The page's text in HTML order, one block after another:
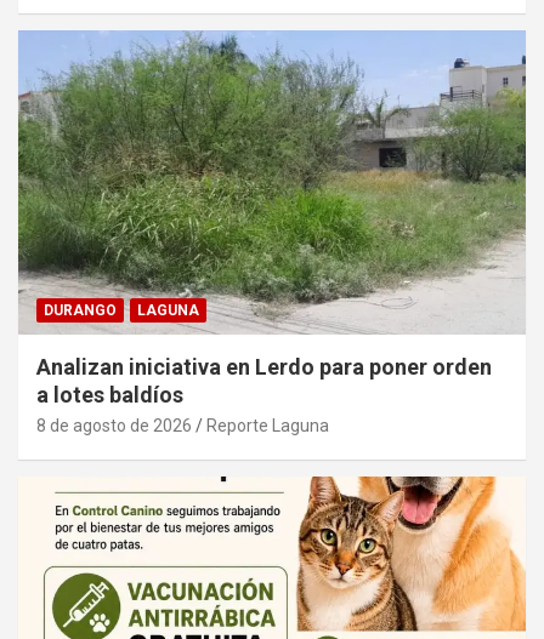
DURANGO LAGUNA
Analizan iniciativa en Lerdo para poner orden
a lotes baldíos
8 de agosto de 2026 Reporte Laguna